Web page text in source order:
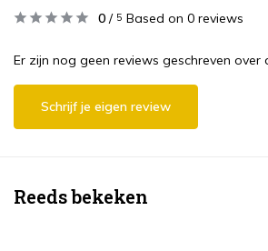
0 / 5 Based on 0 reviews
Er zijn nog geen reviews geschreven over
Schrijf je eigen review
Reeds bekeken